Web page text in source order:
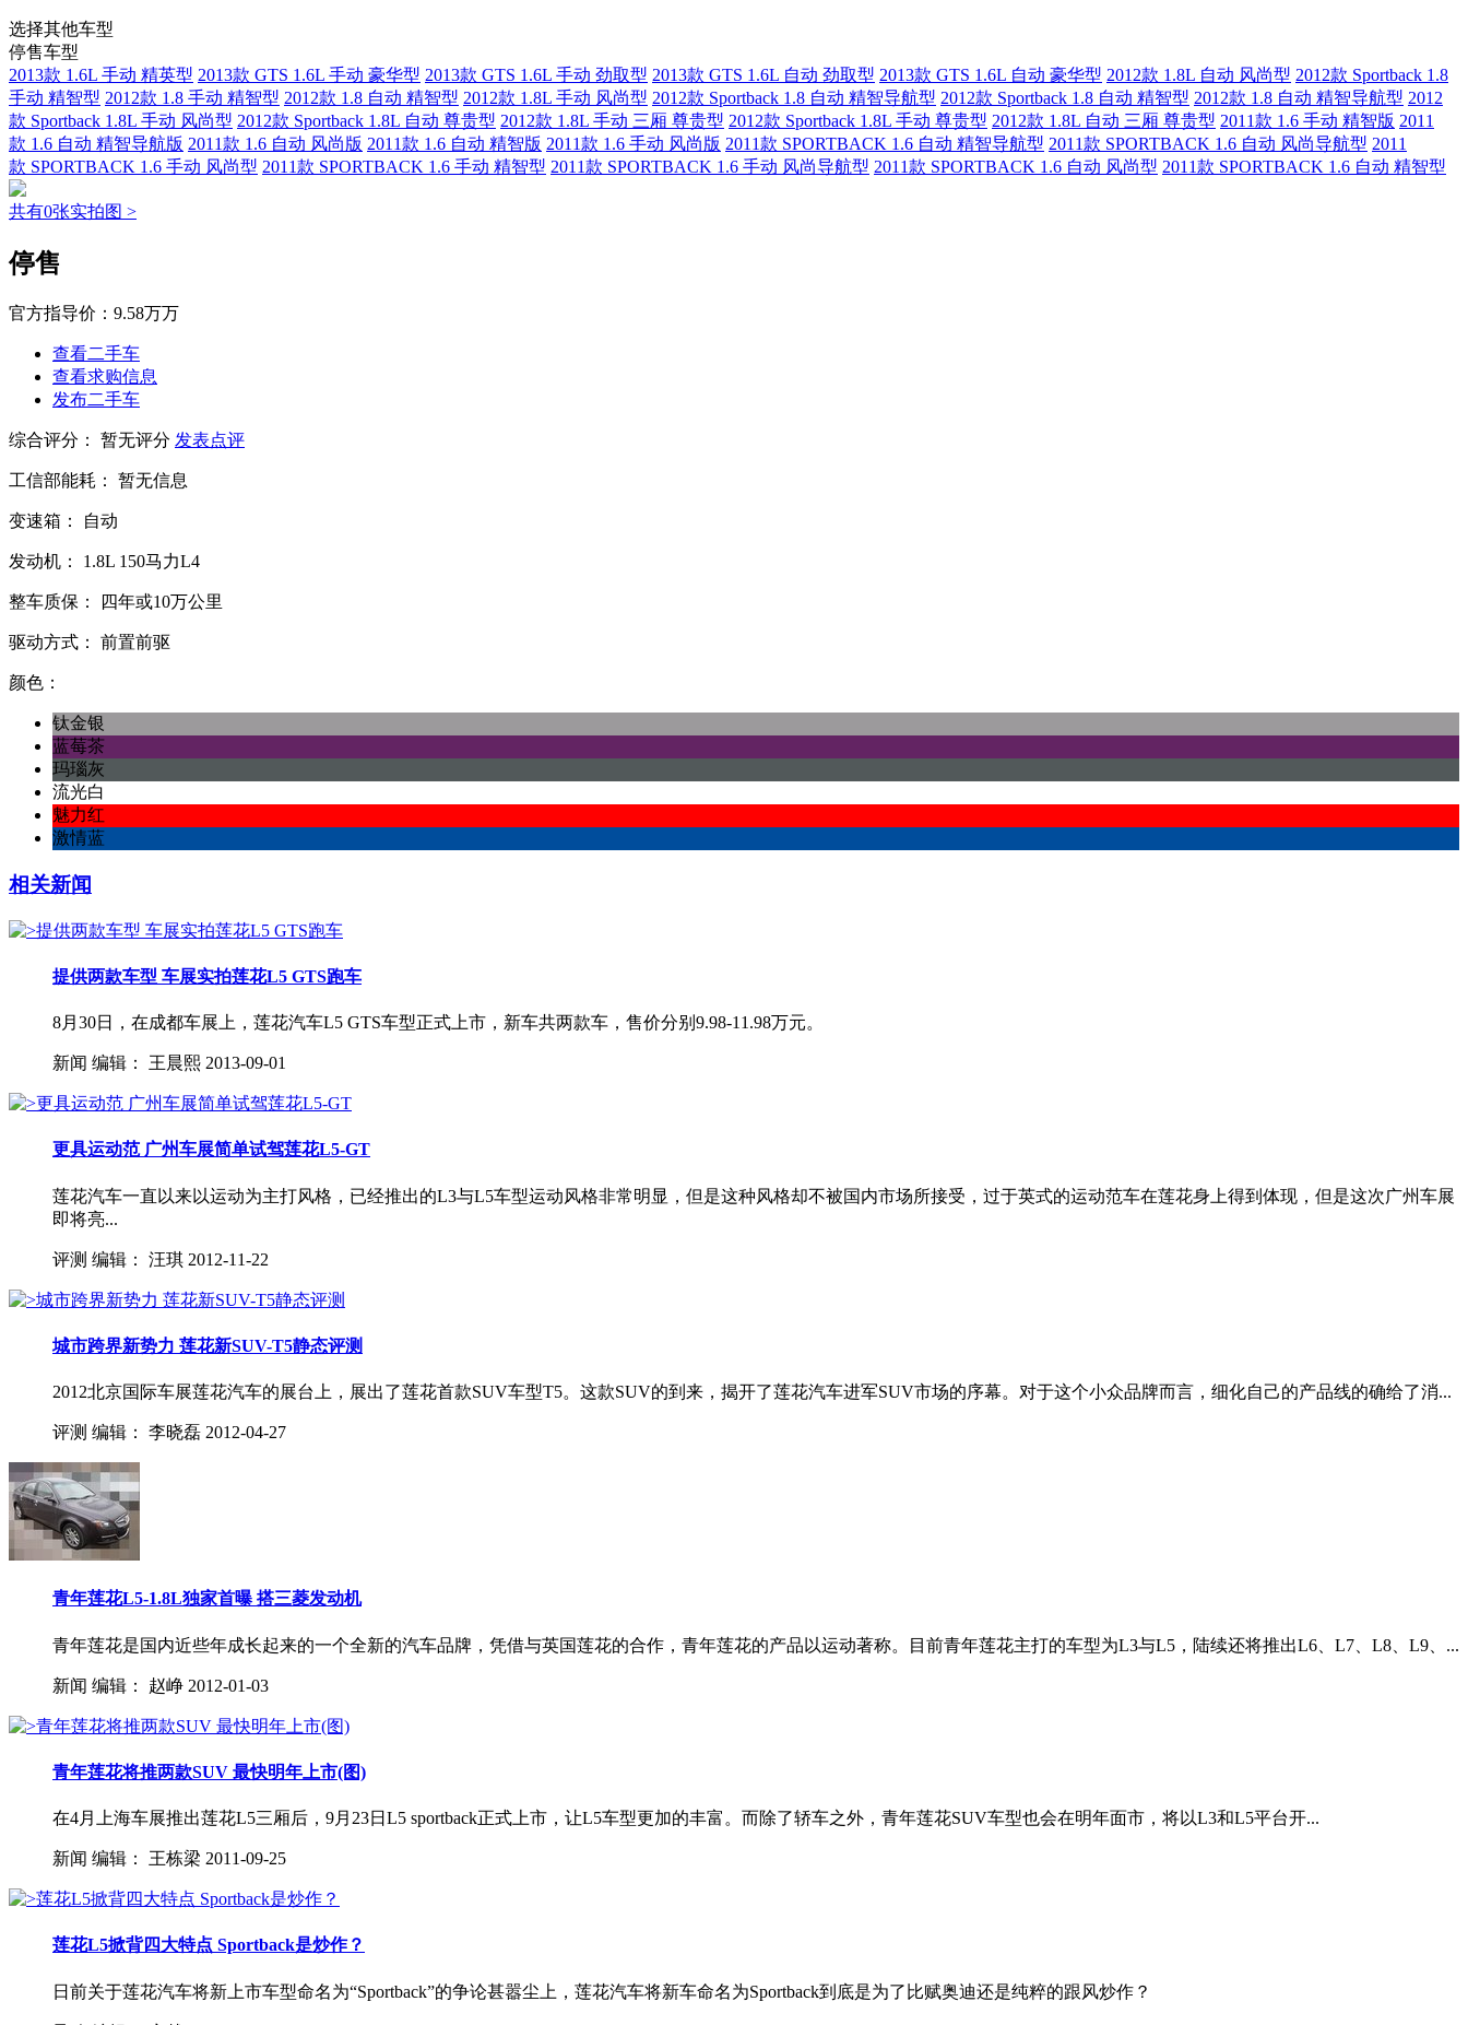
选择其他车型
停售车型
2013款 1.6L 手动 精英型 2013款 GTS 1.6L 手动 豪华型 2013款 GTS 1.6L 手动 劲取型 2013款 GTS 1.6L 自动 劲取型 2013款 GTS 1.6L 自动 豪华型 2012款 1.8L 自动 风尚型 2012款 Sportback 1.8
手动 精智型 2012款 1.8 手动 精智型 2012款 1.8 自动 精智型 2012款 1.8L 手动 风尚型 2012款 Sportback 1.8 自动 精智导航型 2012款 Sportback 1.8 自动 精智型 2012款 1.8 自动 精智导航型 2012
款 Sportback 1.8L 手动 风尚型 2012款 Sportback 1.8L 自动 尊贵型 2012款 1.8L 手动 三厢 尊贵型 2012款 Sportback 1.8L 手动 尊贵型 2012款 1.8L 自动 三厢 尊贵型 2011款 1.6 手动 精智版 2011
款 1.6 自动 精智导航版 2011款 1.6 自动 风尚版 2011款 1.6 自动 精智版 2011款 1.6 手动 风尚版 2011款 SPORTBACK 1.6 自动 精智导航型 2011款 SPORTBACK 1.6 自动 风尚导航型 2011
款 SPORTBACK 1.6 手动 风尚型 2011款 SPORTBACK 1.6 手动 精智型 2011款 SPORTBACK 1.6 手动 风尚导航型 2011款 SPORTBACK 1.6 自动 风尚型 2011款 SPORTBACK 1.6 自动 精智型
共有0张实拍图 >
停售
官方指导价： 9.58万万
查看二手车
查看求购信息
发布二手车
综合评分： 暂无评分 发表点评
工信部能耗： 暂无信息
变速箱： 自动
发动机： 1.8L 150马力L4
整车质保： 四年或10万公里
驱动方式： 前置前驱
颜色：
钛金银
蓝莓茶
玛瑙灰
流光白
魅力红
激情蓝
相关新闻
提供两款车型 车展实拍莲花L5 GTS跑车
8月30日，在成都车展上，莲花汽车L5 GTS车型正式上市，新车共两款车，售价分别9.98-11.98万元。
新闻 编辑： 王晨熙 2013-09-01
更具运动范 广州车展简单试驾莲花L5-GT
莲花汽车一直以来以运动为主打风格，已经推出的L3与L5车型运动风格非常明显，但是这种风格却不被国内市场所接受，过于英式的运动范车在莲花身上得到体现，但是这次广州车展
即将亮...
评测 编辑： 汪琪 2012-11-22
城市跨界新势力 莲花新SUV-T5静态评测
2012北京国际车展莲花汽车的展台上，展出了莲花首款SUV车型T5。这款SUV的到来，揭开了莲花汽车进军SUV市场的序幕。对于这个小众品牌而言，细化自己的产品线的确给了消...
评测 编辑： 李晓磊 2012-04-27
青年莲花L5-1.8L独家首曝 搭三菱发动机
青年莲花是国内近些年成长起来的一个全新的汽车品牌，凭借与英国莲花的合作，青年莲花的产品以运动著称。目前青年莲花主打的车型为L3与L5，陆续还将推出L6、L7、L8、L9、...
新闻 编辑： 赵峥 2012-01-03
青年莲花将推两款SUV 最快明年上市(图)
在4月上海车展推出莲花L5三厢后，9月23日L5 sportback正式上市，让L5车型更加的丰富。而除了轿车之外，青年莲花SUV车型也会在明年面市，将以L3和L5平台开...
新闻 编辑： 王栋梁 2011-09-25
莲花L5掀背四大特点 Sportback是炒作？
日前关于莲花汽车将新上市车型命名为“Sportback”的争论甚嚣尘上，莲花汽车将新车命名为Sportback到底是为了比赋奥迪还是纯粹的跟风炒作？